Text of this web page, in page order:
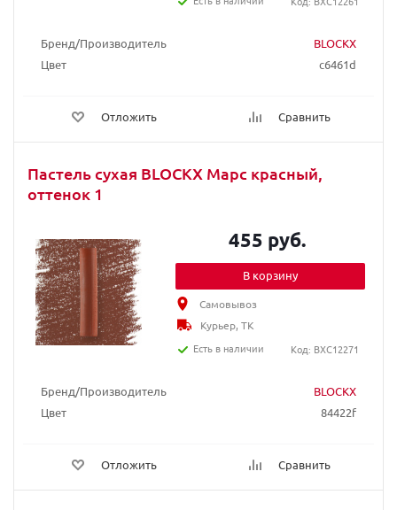
Бренд/Производитель
BLOCKX
Цвет
c6461d
Отложить Сравнить
Пастель сухая BLOCKX Марс красный,
оттенок 1
Бренд/Производитель
BLOCKX
Цвет
84422f
Отложить Сравнить
455 руб.
В корзину
Самовывоз
Курьер, ТК
Есть в наличии
Код: BXC12271